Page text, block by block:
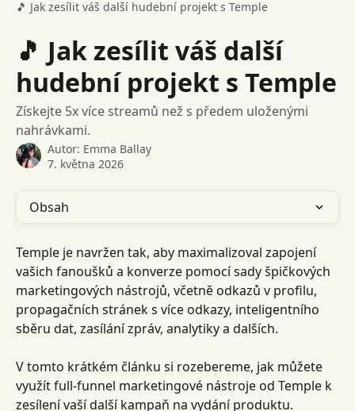
🎵 Jak zesílit váš další hudební projekt s Temple
🎵 Jak zesílit váš další
hudební projekt s Temple
Získejte 5x více streamů než s předem uloženými
nahrávkami.
Autor: Emma Ballay
7. května 2026
Obsah
Temple je navržen tak, aby maximalizoval zapojení
vašich fanoušků a konverze pomocí sady špičkových
marketingových nástrojů, včetně odkazů v profilu,
propagačních stránek s více odkazy, inteligentního
sběru dat, zasílání zpráv, analytiky a dalších.
V tomto krátkém článku si rozebereme, jak můžete
využít full-funnel marketingové nástroje od Temple k
zesílení vaší další kampaň na vydání produktu.